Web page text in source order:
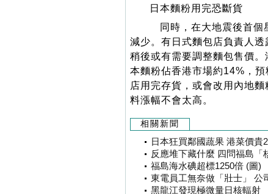
日本麵粉用完恐斷貨
同時，在大地震後首個
減少。有日式麵包店負責人
稍後或有需要調整麵包售價
本麵粉佔香港市場約14%，
店用完存貨，或會改用內地
料漲幅不會太高。
相關新聞
日本狂買鄰國蔬果 港菜價貴
反應堆下藏什麼 四問福島「
福島海水碘超標1250倍 (圖)
東電員工無奈做「壯士」 公
黑龍江發現極微量日核輻射